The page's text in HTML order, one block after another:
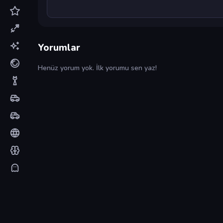
Yorumlar
Henüz yorum yok. İlk yorumu sen yaz!